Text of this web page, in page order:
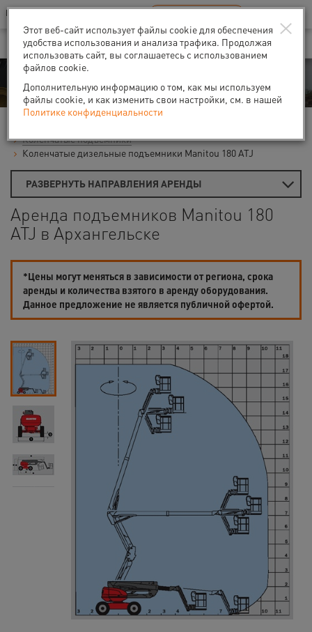
Ваш город:Архангельск
В Вашем регионе нет наших офисов RU EN
Аренда
Коленчатые подъемники
Коленчатые дизельные подъемники Manitou 180 ATJ
РАЗВЕРНУТЬ НАПРАВЛЕНИЯ АРЕНДЫ
Аренда подъемников Manitou 180
ATJ в Архангельске
*Цены могут меняться в зависимости от региона, срока
аренды и количества взятого в аренду оборудования.
Данное предложение не является публичной офертой.
×
Этот веб-сайт использует файлы cookie для обеспечения
удобства использования и анализа трафика. Продолжая
использовать сайт, вы соглашаетесь с использованием
файлов cookie.
Дополнительную информацию о том, как мы используем
файлы cookie, и как изменить свои настройки, см. в нашей
Политике конфиденциальности